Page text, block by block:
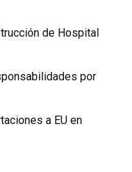
de Hospital
por
a EU en